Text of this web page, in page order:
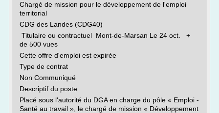
Chargé de mission pour le développement de l'emploi
territorial
CDG des Landes (CDG40)
Titulaire ou contractuel Mont-de-Marsan Le 24 oct. +
de 500 vues
Cette offre d'emploi est expirée
Type de contrat
Non Communiqué
Descriptif du poste
Placé sous l'autorité du DGA en charge du pôle « Emploi -
Santé au travail », le chargé de mission « Développement